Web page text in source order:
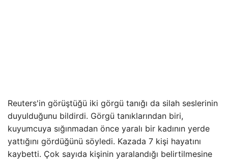
Reuters'in görüştüğü iki görgü tanığı da silah seslerinin
duyulduğunu bildirdi. Görgü tanıklarından biri,
kuyumcuya sığınmadan önce yaralı bir kadının yerde
yattığını gördüğünü söyledi. Kazada 7 kişi hayatını
kaybetti. Çok sayıda kişinin yaralandığı belirtilmesine